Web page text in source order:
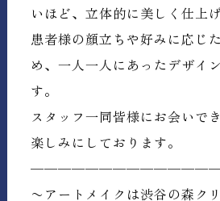
いほど、立体的に美しく仕上げ
患者様の顔立ちや好みに応じ
め、一人一人にあったデザイ
す。
スタッフ一同皆様にお会いで
楽しみにしております。
〜アートメイクは渋谷の森ク